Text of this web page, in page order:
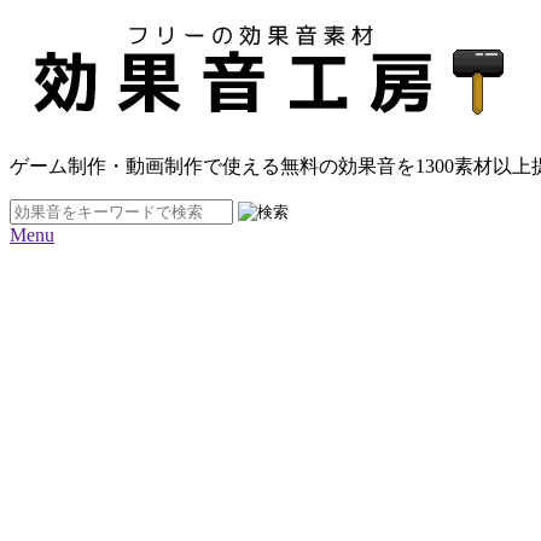
ゲーム制作・動画制作で使える無料の効果音を1300素材以上
Menu